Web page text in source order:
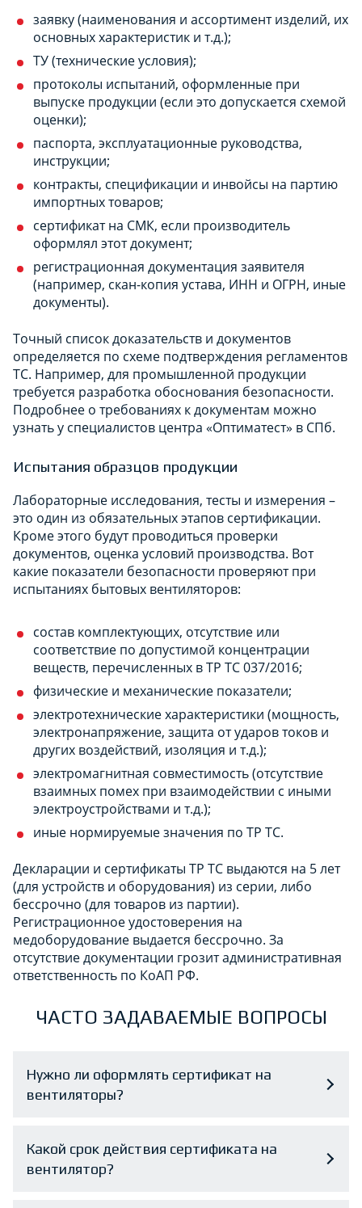
заявку (наименования и ассортимент изделий, их
основных характеристик и т.д.);
ТУ (технические условия);
протоколы испытаний, оформленные при
выпуске продукции (если это допускается схемой
оценки);
паспорта, эксплуатационные руководства,
инструкции;
контракты, спецификации и инвойсы на партию
импортных товаров;
сертификат на СМК, если производитель
оформлял этот документ;
регистрационная документация заявителя
(например, скан-копия устава, ИНН и ОГРН, иные
документы).
Точный список доказательств и документов
определяется по схеме подтверждения регламентов
ТС. Например, для промышленной продукции
требуется разработка обоснования безопасности.
Подробнее о требованиях к документам можно
узнать у специалистов центра «Оптиматест» в СПб.
Испытания образцов продукции
Лабораторные исследования, тесты и измерения –
это один из обязательных этапов сертификации.
Кроме этого будут проводиться проверки
документов, оценка условий производства. Вот
какие показатели безопасности проверяют при
испытаниях бытовых вентиляторов:
состав комплектующих, отсутствие или
соответствие по допустимой концентрации
веществ, перечисленных в ТР ТС 037/2016;
физические и механические показатели;
электротехнические характеристики (мощность,
электронапряжение, защита от ударов токов и
других воздействий, изоляция и т.д.);
электромагнитная совместимость (отсутствие
взаимных помех при взаимодействии с иными
электроустройствами и т.д.);
иные нормируемые значения по ТР ТС.
Декларации и сертификаты ТР ТС выдаются на 5 лет
(для устройств и оборудования) из серии, либо
бессрочно (для товаров из партии).
Регистрационное удостоверения на
медоборудование выдается бессрочно. За
отсутствие документации грозит административная
ответственность по КоАП РФ.
ЧАСТО ЗАДАВАЕМЫЕ ВОПРОСЫ
Нужно ли оформлять сертификат на
вентиляторы?
Какой срок действия сертификата на
вентилятор?